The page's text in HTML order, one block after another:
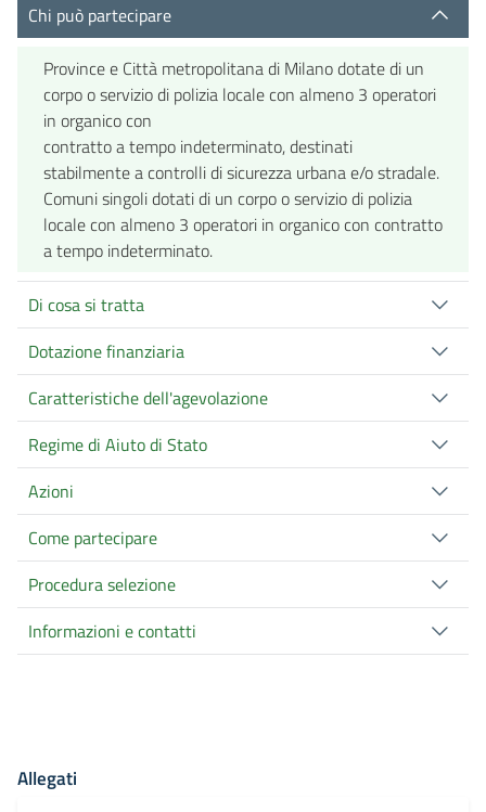
Chi può partecipare
Province e Città metropolitana di Milano dotate di un
corpo o servizio di polizia locale con almeno 3 operatori
in organico con
contratto a tempo indeterminato, destinati
stabilmente a controlli di sicurezza urbana e/o stradale.
Comuni singoli dotati di un corpo o servizio di polizia
locale con almeno 3 operatori in organico con contratto
a tempo indeterminato.
Di cosa si tratta
Dotazione finanziaria
Caratteristiche dell'agevolazione
Regime di Aiuto di Stato
Azioni
Come partecipare
Procedura selezione
Informazioni e contatti
Allegati